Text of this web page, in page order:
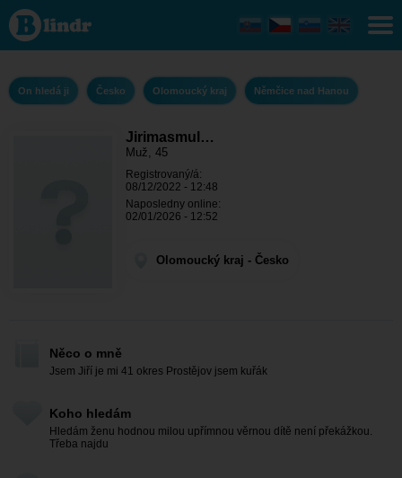
Jirimasmulu
- On hledá ji
Olomoucký
kraj -
nad Hanou
On hledá ji Česko Olomoucký kraj Němčice nad Hanou
Jirimasmul…
Muž, 45
Registrovaný/á:
08/12/2022 - 12:48
Naposledny online:
02/01/2026 - 12:52
Olomoucký kraj - Česko
Něco o mně
Jsem Jiří je mi 41 okres Prostějov jsem kuřák
Koho hledám
Hledám ženu hodnou milou upřímnou věrnou dítě není překážkou.
Třeba najdu